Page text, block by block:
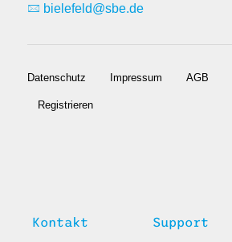
bielefeld@sbe.de
Datenschutz Impressum AGB
Registrieren
Kontakt Support